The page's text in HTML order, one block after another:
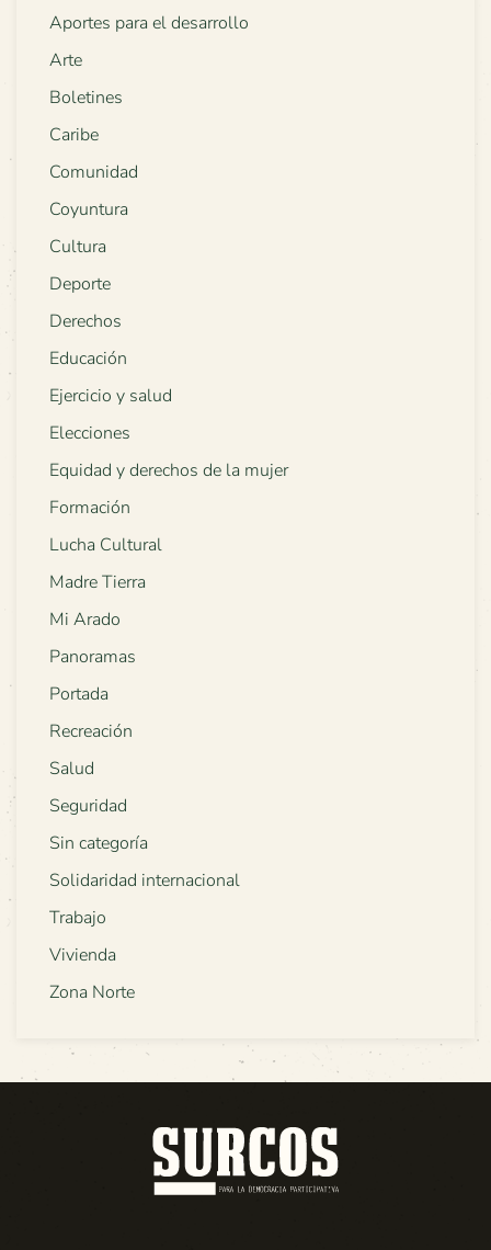
Aportes para el desarrollo
Arte
Boletines
Caribe
Comunidad
Coyuntura
Cultura
Deporte
Derechos
Educación
Ejercicio y salud
Elecciones
Equidad y derechos de la mujer
Formación
Lucha Cultural
Madre Tierra
Mi Arado
Panoramas
Portada
Recreación
Salud
Seguridad
Sin categoría
Solidaridad internacional
Trabajo
Vivienda
Zona Norte